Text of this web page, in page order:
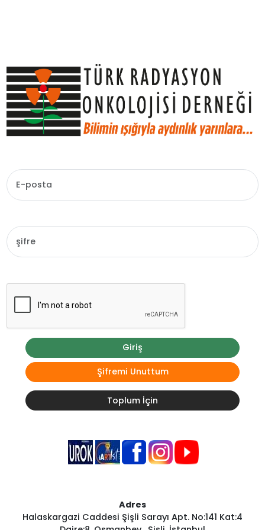
Giriş
Şifremi Unuttum
Toplum İçin
Adres
Halaskargazi Caddesi Şişli Sarayı Apt. No:141 Kat:4